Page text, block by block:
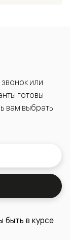
или
готовы
вам выбрать
быть в курсе